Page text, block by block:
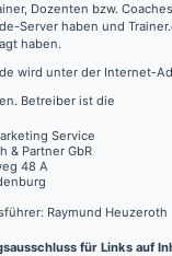
Dozenten bzw.
-Server haben und
haben.
wird unter der Internet-
Betreiber ist die
Service
& Partner GbR
48 A
Raymund Heuzeroth
für Links auf